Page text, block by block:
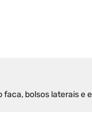
bolsos laterais e